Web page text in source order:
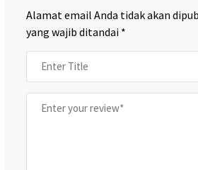
Alamat email Anda tidak akan
yang wajib ditandai *